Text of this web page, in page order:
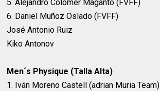
5. Alejandro Colomer Maganto (FVFF)
6. Daniel Muñoz Oslado (FVFF)
José Antonio Ruiz
Kiko Antonov
Men´s Physique (Talla Alta)
1. Iván Moreno Castell (adrian Muria Team)